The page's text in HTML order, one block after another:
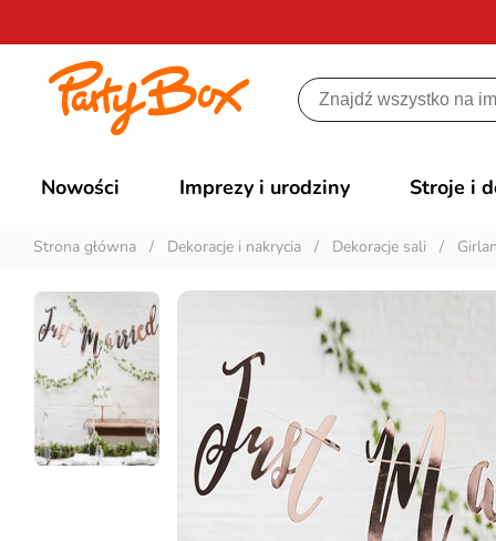
Nowości Imprezy i urodziny Stroje i
Strona główna / Dekoracje i nakrycia / Dekoracje sali /